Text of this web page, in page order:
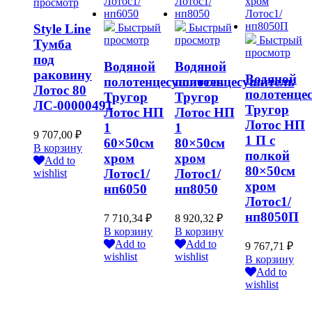
Style Line
Тумба
под
раковину
Лотос 80
ЛС-00000491
9 707,00 ₽
В корзину
Add to
wishlist
Быстрый
просмотр
Водяной
полотенцесушитель
Тругор
Лотос НП
1
60×50см
хром
Лотос1/
нп6050
7 710,34₽
В корзину
Add to
wishlist
Быстрый
просмотр
Водяной
полотенцесушитель
Тругор
Лотос НП
1
80×50см
хром
Лотос1/
нп8050
8 920,32 ₽
В корзину
Add to
wishlist
Быстрый
просмотр
Водяной
Тругор
Лотос НП
1 П с
полкой
80×50см
хром
Лотос1/
нп8050П
9 767,71 ₽
В корзину
Add to
wishlist